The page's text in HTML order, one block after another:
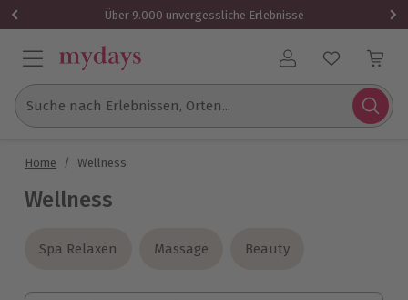
Über 9.000 unvergessliche Erlebnisse
Benutzerkonto
Suche nach Erlebnissen, Orten...
Home / Wellness
Wellness
Spa Relaxen
Spa Relaxen Massage
Massage Beauty
Beauty